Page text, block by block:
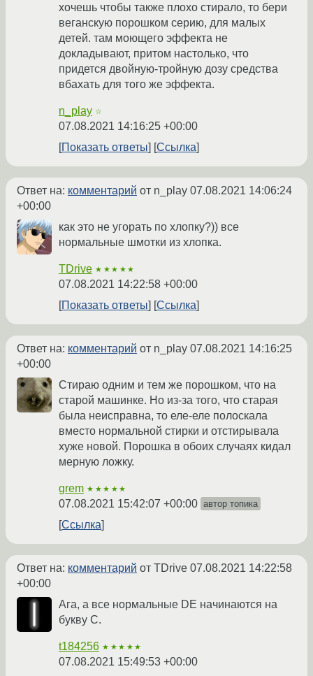
хочешь чтобы также плохо стирало, то бери
веганскую порошком серию, для малых
детей. там моющего эффекта не
докладывают, притом настолько, что
придется двойную-тройную дозу средства
вбахать для того же эффекта.
n_play ☆
07.08.2021 14:16:25 +00:00
Показать ответы
Ссылка
Ответ на: комментарий от n_play 07.08.2021 14:06:24
+00:00
как это не угорать по хлопку?)) все
нормальные шмотки из хлопка.
TDrive ★★★★★
07.08.2021 14:22:58 +00:00
Показать ответы
Ссылка
Ответ на: комментарий от n_play 07.08.2021 14:16:25
+00:00
Стираю одним и тем же порошком, что на
старой машинке. Но из-за того, что старая
была неисправна, то еле-еле полоскала
вместо нормальной стирки и отстирывала
хуже новой. Порошка в обоих случаях кидал
мерную ложку.
grem ★★★★★
07.08.2021 15:42:07 +00:00 автор топика
Ссылка
Ответ на: комментарий от TDrive 07.08.2021 14:22:58
+00:00
Ага, а все нормальные DE начинаются на
букву C.
t184256 ★★★★★
07.08.2021 15:49:53 +00:00